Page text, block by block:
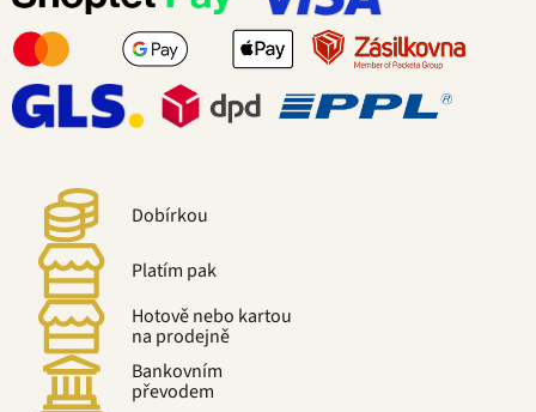
Dobírkou
Platím pak
Hotově nebo kartou
na prodejně
Bankovním
převodem